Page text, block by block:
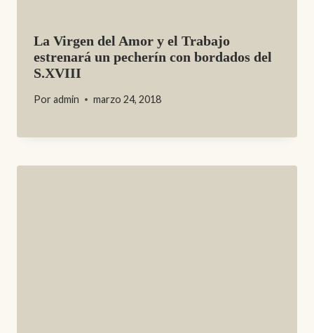
La Virgen del Amor y el Trabajo
estrenará un pecherín con bordados del
S.XVIII
Por admin marzo 24, 2018